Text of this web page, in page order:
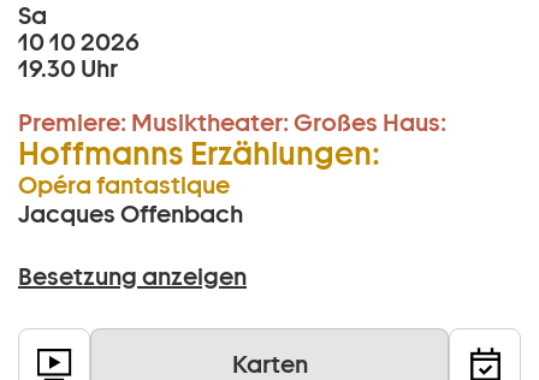
Sa
10 10 2026
19.30 Uhr
Premiere: Musiktheater: Großes Haus:
Hoffmanns Erzählungen:
Opéra fantastique
Jacques Offenbach
Besetzung anzeigen
Karten